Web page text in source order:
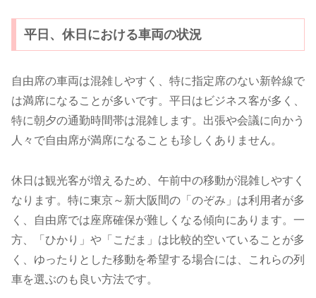
平日、休日における車両の状況
自由席の車両は混雑しやすく、特に指定席のない新幹線で
は満席になることが多いです。平日はビジネス客が多く、
特に朝夕の通勤時間帯は混雑します。出張や会議に向かう
人々で自由席が満席になることも珍しくありません。
休日は観光客が増えるため、午前中の移動が混雑しやすく
なります。特に東京～新大阪間の「のぞみ」は利用者が多
く、自由席では座席確保が難しくなる傾向にあります。一
方、「ひかり」や「こだま」は比較的空いていることが多
く、ゆったりとした移動を希望する場合には、これらの列
車を選ぶのも良い方法です。